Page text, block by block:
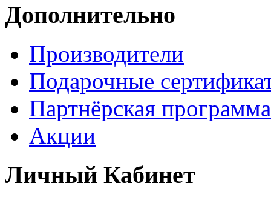
Дополнительно
Производители
Подарочные
Партнёрская программа
Акции
Личный Кабинет